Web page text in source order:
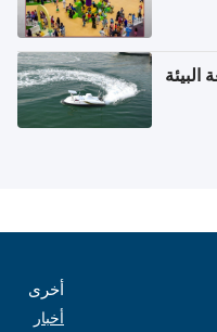
أخرى
أخبار